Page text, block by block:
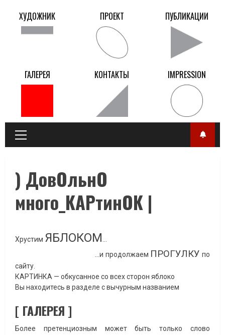
ХУДОЖНИК ПРОЕКТ ПУБЛИКАЦИИ
ГАЛЕРЕЯ КОНТАКТЫ IMPRESSION
Главное
меню
) ДовОльнО
много_КАРтинОК |
Хрустим ЯБЛОКОМ
…и продолжаем ПРОГУЛКУ по
сайту.
КАРТИНКА — обкусанное со всех сторон яблоко
Вы находитесь в разделе с вычурным названием
[ ГАЛЕРЕЯ ]
Более претенциозным может быть только слово